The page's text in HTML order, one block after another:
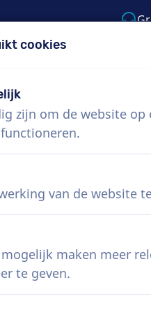
Hoe werkt het?
cookies
zijn om de website op
van de website
maken meer
te geven.